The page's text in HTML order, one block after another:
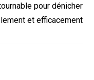
pour dénicher
et efficacement